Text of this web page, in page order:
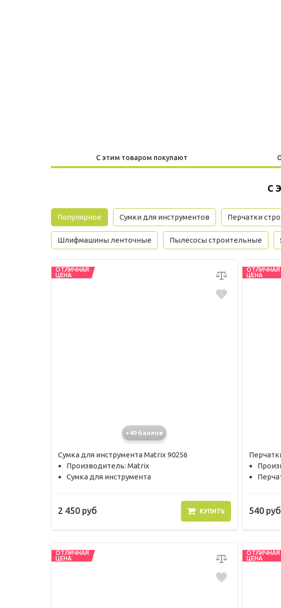
С этим товаром покупают
С
Популярное Сумки для инструментов Перчатки
Шлифмашины ленточные Пылесосы строительные
ОТЛИЧНАЯ
ЦЕНА
+49 баллов
Сумка для инструмента Matrix 90256
Производитель: Matrix
Сумка для инструмента
2 450 руб КУПИТЬ
ОТЛИЧНАЯ
ЦЕНА
540 руб
ОТЛИЧНАЯ
ЦЕНА
ОТЛИЧНАЯ
ЦЕНА